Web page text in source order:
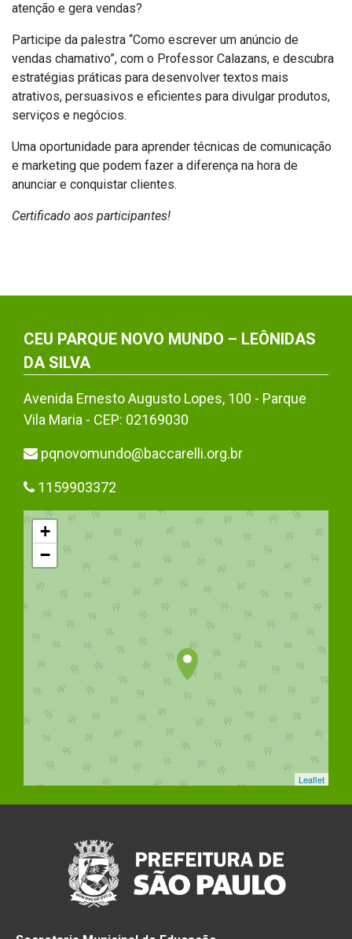
atenção e gera vendas?
Participe da palestra “Como escrever um anúncio de
vendas chamativo”, com o Professor Calazans, e descubra
estratégias práticas para desenvolver textos mais
atrativos, persuasivos e eficientes para divulgar produtos,
serviços e negócios.
Uma oportunidade para aprender técnicas de comunicação
e marketing que podem fazer a diferença na hora de
anunciar e conquistar clientes.
Certificado aos participantes!
CEU PARQUE NOVO MUNDO – LEÔNIDAS
DA SILVA
Avenida Ernesto Augusto Lopes, 100 - Parque
Vila Maria - CEP: 02169030
pqnovomundo@baccarelli.org.br
1159903372
+
−
Leaflet